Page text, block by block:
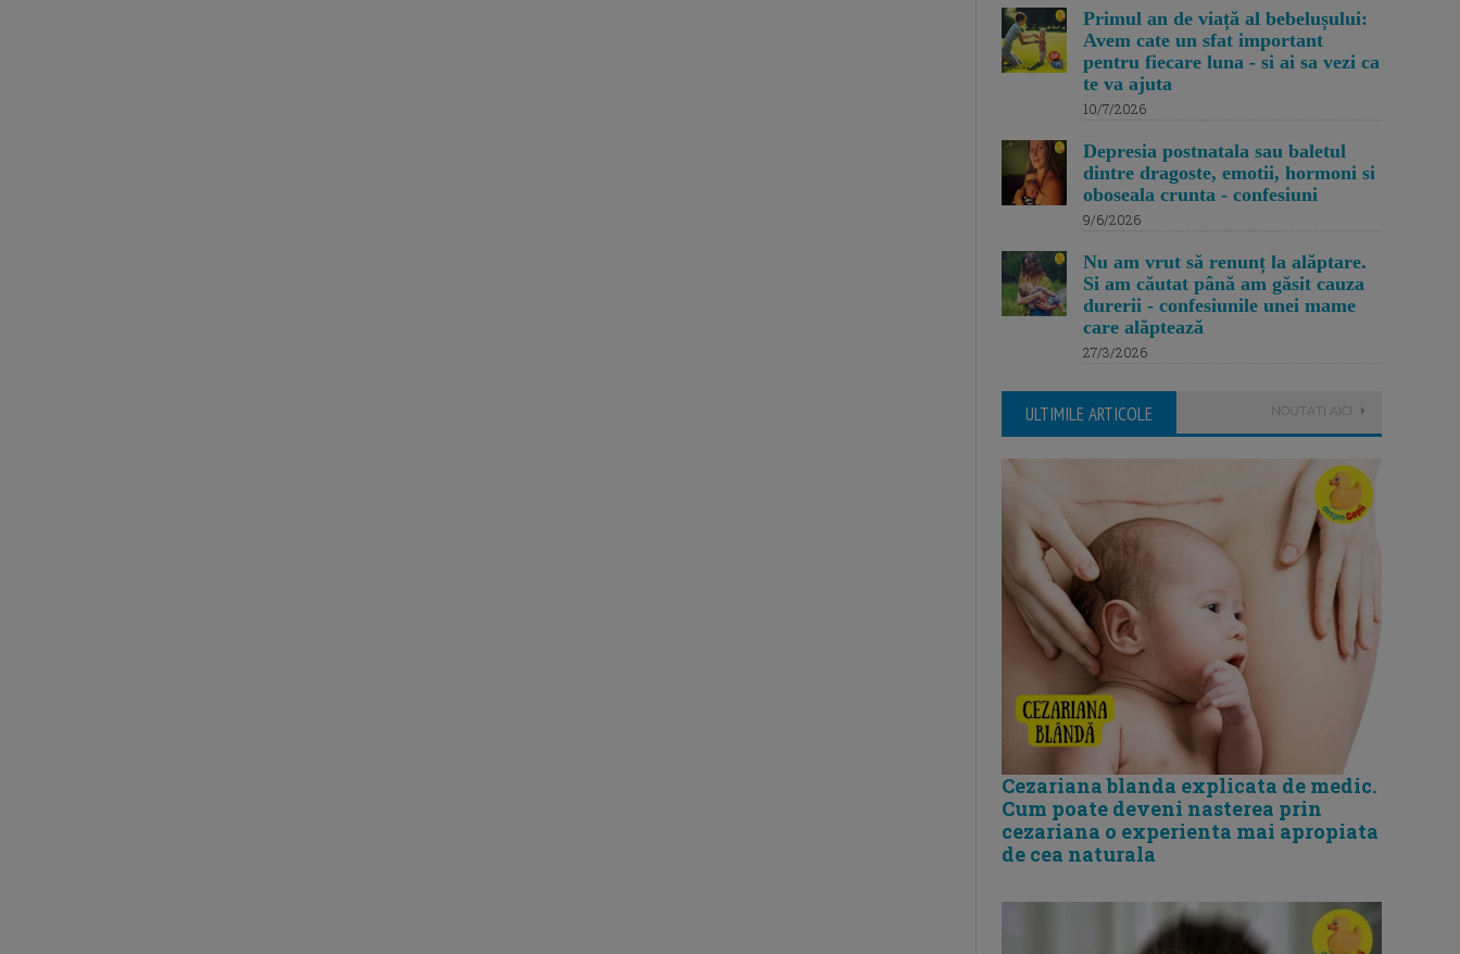
Primul an de viață al bebelușului:
Avem cate un sfat important
pentru fiecare luna - si ai sa vezi ca
te va ajuta
10/7/2026
Depresia postnatala sau baletul
dintre dragoste, emotii, hormoni si
oboseala crunta - confesiuni
9/6/2026
Nu am vrut să renunț la alăptare.
Si am căutat până am găsit cauza
durerii - confesiunile unei mame
care alăptează
27/3/2026
ULTIMILE ARTICOLE NOUTATI AICI
Cezariana blanda explicata de medic.
Cum poate deveni nasterea prin
cezariana o experienta mai apropiata
de cea naturala